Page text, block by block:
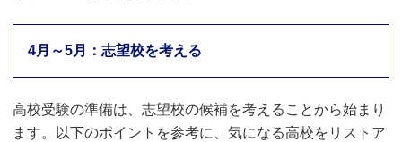
4月～5月：志望校を考える
高校受験の準備は、志望校の候補を考えることから始まり
ます。以下のポイントを参考に、気になる高校をリストア